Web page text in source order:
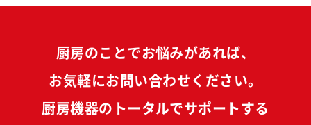
厨房のことでお悩みがあれば、
お気軽にお問い合わせください。
厨房機器のトータルでサポートする